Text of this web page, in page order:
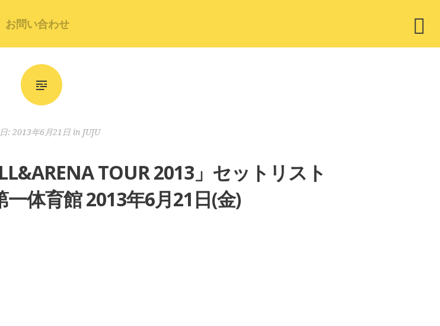
お問い合わせ
: 2013年6月21日 in JUJU
TOUR 2013」セットリスト
体育館 2013年6月21日(金)